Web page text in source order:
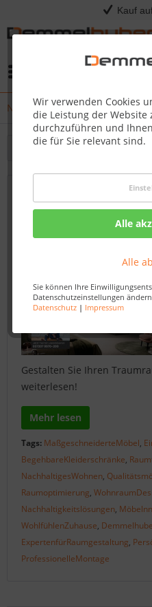
Kauf
Wir verwenden Cookies
die Leistung der Website
durchzuführen und
die für Sie relevant sind.
Alle
Alle
Sie können Ihre
Datenschutzeinstellungen
Datenschutz| Impressum
News
Filtern
Raumteiler,
Unser Handwerk -
Raumgestaltung
Gestalten Sie Ihren
weiterlesen!
Mehr lesen
Tags: MaßgeschneiderteMöbel,
BegehbareKleiderschränke,
NachhaltigesWohnen,
Raumoptimierung,
Nachhaltigkeitslösungen,
WohlfühlenZuhause,
ExpertenfürRaumgestaltung,
ProfessionelleMontage